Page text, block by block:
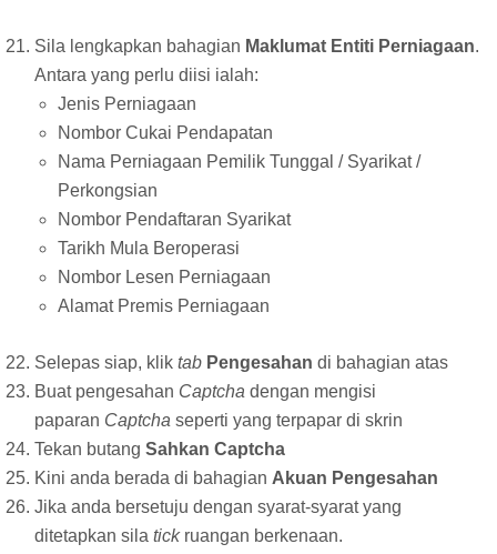
Sila lengkapkan bahagian Maklumat Entiti Perniagaan.
Antara yang perlu diisi ialah:
Jenis Perniagaan
Nombor Cukai Pendapatan
Nama Perniagaan Pemilik Tunggal / Syarikat /
Perkongsian
Nombor Pendaftaran Syarikat
Tarikh Mula Beroperasi
Nombor Lesen Perniagaan
Alamat Premis Perniagaan
Selepas siap, klik tab Pengesahan di bahagian atas
Buat pengesahan Captchadengan mengisi
paparan Captchaseperti yang terpapar di skrin
Tekan butang Sahkan Captcha
Kini anda berada di bahagian Akuan Pengesahan
Jika anda bersetuju dengan syarat-syarat yang
ditetapkan sila tickruangan berkenaan.